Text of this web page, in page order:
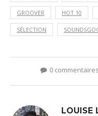
GROOVER HOT 10
SÉLECTION
0 commentaires
LOUISE